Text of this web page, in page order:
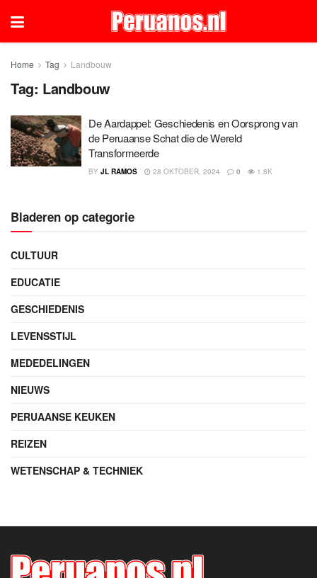
Home Tag Landbouw
Tag: Landbouw
De Aardappel: Geschiedenis en Oorsprong van
de Peruaanse Schat die de Wereld
Transformeerde
BY JL RAMOS 28 OKTOBER, 2024 0 1.8K
Bladeren op categorie
CULTUUR
EDUCATIE
GESCHIEDENIS
LEVENSSTIJL
MEDEDELINGEN
NIEUWS
PERUAANSE KEUKEN
REIZEN
WETENSCHAP & TECHNIEK